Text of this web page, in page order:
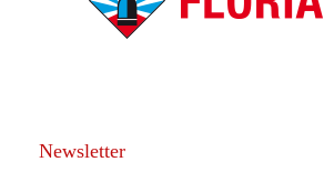
Newsletter